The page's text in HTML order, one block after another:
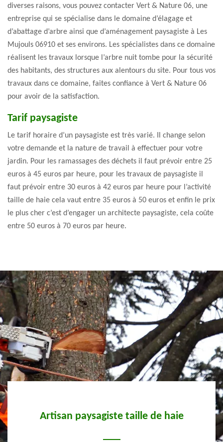
diverses raisons, vous pouvez contacter Vert & Nature 06, une
entreprise qui se spécialise dans le domaine d’élagage et
d’abattage d’arbre ainsi que d’aménagement paysagiste à Les
Mujouls 06910 et ses environs. Les spécialistes dans ce domaine
réalisent les travaux lorsque l’arbre nuit tombe pour la sécurité
des habitants, des structures aux alentours du site. Pour tous vos
travaux dans ce domaine, faites confiance à Vert & Nature 06
pour avoir de la satisfaction.
Tarif paysagiste
Le tarif horaire d’un paysagiste est très varié. Il change selon
votre demande et la nature de travail à effectuer pour votre
jardin. Pour les ramassages des déchets il faut prévoir entre 25
euros à 45 euros par heure, pour les travaux de paysagiste il
faut prévoir entre 30 euros à 42 euros par heure pour l’activité
taille de haie cela vaut entre 35 euros à 50 euros et enfin le prix
le plus cher c’est d’engager un architecte paysagiste, cela coûte
entre 50 euros à 70 euros par heure.
à
Artisan paysagiste taille de haie